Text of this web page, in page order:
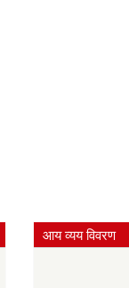
आय व्यय विवरण